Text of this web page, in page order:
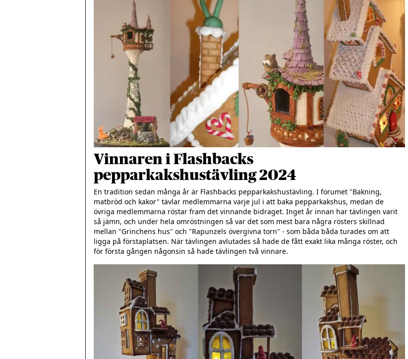
Vinnaren i Flashbacks
pepparkakshustävling 2024
En tradition sedan många år är Flashbacks pepparkakshustävling. I forumet "Bakning,
matbröd och kakor" tävlar medlemmarna varje jul i att baka pepparkakshus, medan de
övriga medlemmarna röstar fram det vinnande bidraget. Inget år innan har tävlingen varit
så jämn, och under hela omröstningen så var det som mest bara några rösters skillnad
mellan "Grinchens hus" och "Rapunzels övergivna torn" - som båda båda turades om att
ligga på förstaplatsen. När tävlingen avlutades så hade de fått exakt lika många röster, och